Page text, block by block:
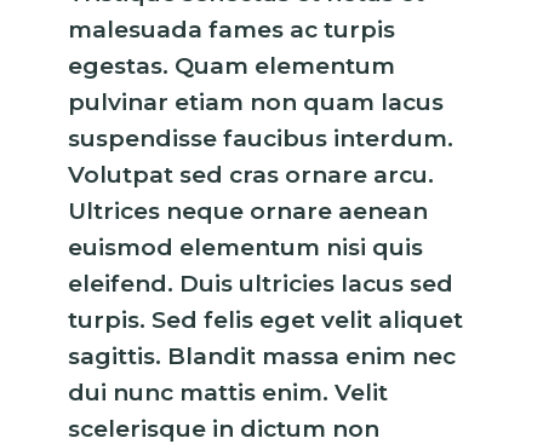
malesuada fames ac turpis
egestas. Quam elementum
pulvinar etiam non quam lacus
suspendisse faucibus interdum.
Volutpat sed cras ornare arcu.
Ultrices neque ornare aenean
euismod elementum nisi quis
eleifend. Duis ultricies lacus sed
turpis. Sed felis eget velit aliquet
sagittis. Blandit massa enim nec
dui nunc mattis enim. Velit
scelerisque in dictum non